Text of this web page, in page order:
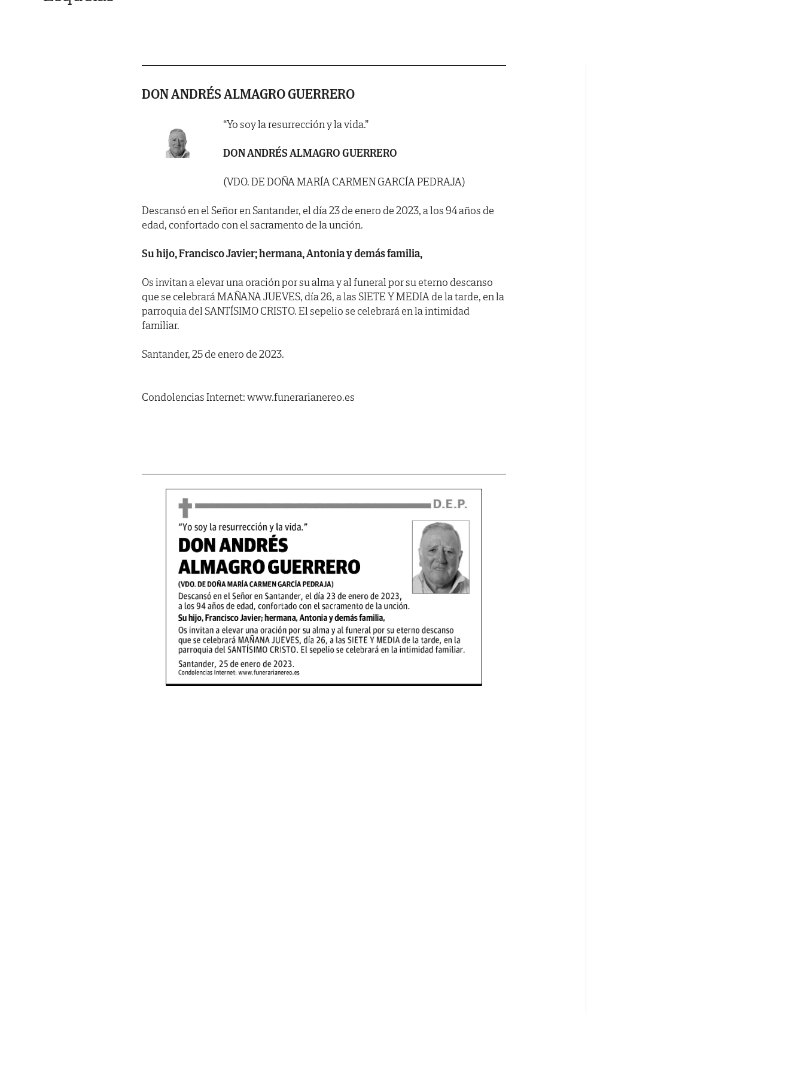
DON ANDRÉS ALMAGRO GUERRERO
“Yo soy la resurrección y la vida.”
DON ANDRÉS ALMAGRO GUERRERO
(VDO. DE DOÑA MARÍA CARMEN GARCÍA PEDRAJA)
Descansó en el Señor en Santander, el día 23 de enero de 2023, a los 94 años de
edad, confortado con el sacramento de la unción.
Su hijo, Francisco Javier; hermana, Antonia y demás familia,
Os invitan a elevar una oración por su alma y al funeral por su eterno descanso
que se celebrará MAÑANA JUEVES, día 26, a las SIETE Y MEDIA de la tarde, en la
parroquia del SANTÍSIMO CRISTO. El sepelio se celebrará en la intimidad
familiar.
Santander, 25 de enero de 2023.
Condolencias Internet: www.funerarianereo.es